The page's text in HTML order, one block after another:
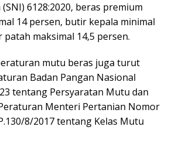
6128:2020, beras premium
14 persen, butir kepala minimal
maksimal 14,5 persen.
mutu beras juga turut
Badan Pangan Nasional
tentang Persyaratan Mutu dan
Menteri Pertanian Nomor
8/2017 tentang Kelas Mutu